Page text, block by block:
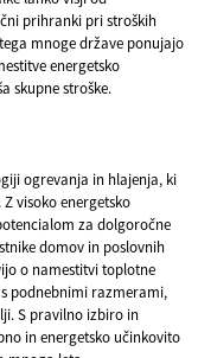
prihranki pri stroških
mnoge države ponujajo
energetsko
skupne stroške.
ogrevanja in hlajenja, ki
visoko energetsko
za dolgoročne
domov in poslovnih
o namestitvi toplotne
podnebnimi razmerami,
S pravilno izbiro in
in energetsko učinkovito